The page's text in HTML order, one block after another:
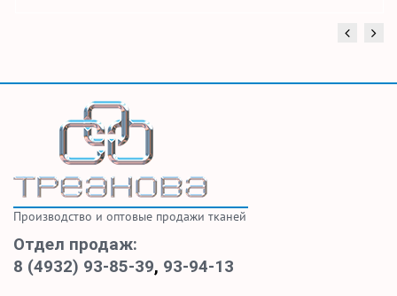
Производство и оптовые продажи тканей
Отдел продаж:
8 (4932) 93-85-39, 93-94-13